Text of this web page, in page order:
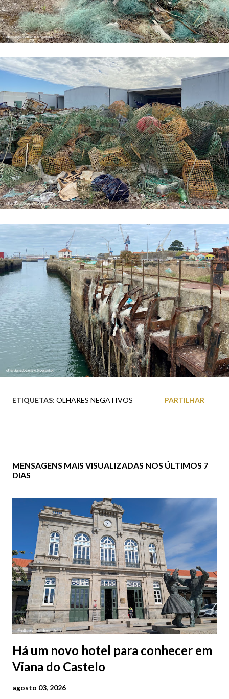
ETIQUETAS: OLHARES NEGATIVOS PARTILHAR
MENSAGENS MAIS VISUALIZADAS NOS ÚLTIMOS 7
DIAS
Há um novo hotel para conhecer em
Viana do Castelo
agosto 03, 2026